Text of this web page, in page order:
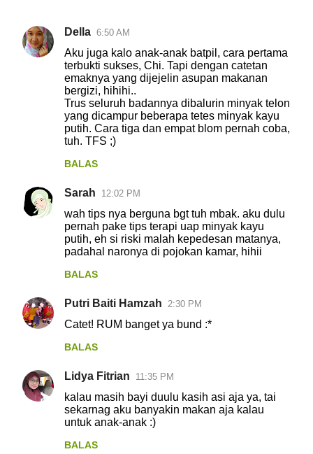
K
Della 6:50 AM
Aku juga kalo anak-anak batpil, cara pertama
terbukti sukses, Chi. Tapi dengan catetan
emaknya yang dijejelin asupan makanan
bergizi, hihihi..
Trus seluruh badannya dibalurin minyak telon
yang dicampur beberapa tetes minyak kayu
putih. Cara tiga dan empat blom pernah coba,
tuh. TFS ;)
BALAS
Sarah 12:02 PM
wah tips nya berguna bgt tuh mbak. aku dulu
pernah pake tips terapi uap minyak kayu
putih, eh si riski malah kepedesan matanya,
padahal naronya di pojokan kamar, hihii
BALAS
Putri Baiti Hamzah 2:30 PM
Catet! RUM banget ya bund :*
BALAS
Lidya Fitrian 11:35 PM
kalau masih bayi duulu kasih asi aja ya, tai
sekarnag aku banyakin makan aja kalau
untuk anak-anak :)
BALAS